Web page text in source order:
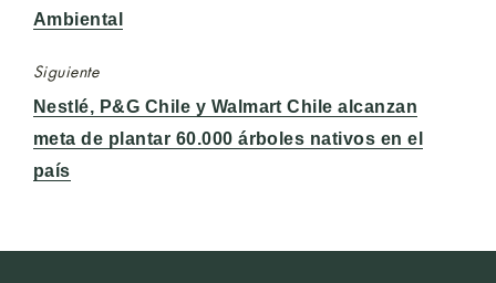
Ambiental
Siguiente
Entrada
siguiente:
Nestlé, P&G Chile y Walmart Chile alcanzan
meta de plantar 60.000 árboles nativos en el
país